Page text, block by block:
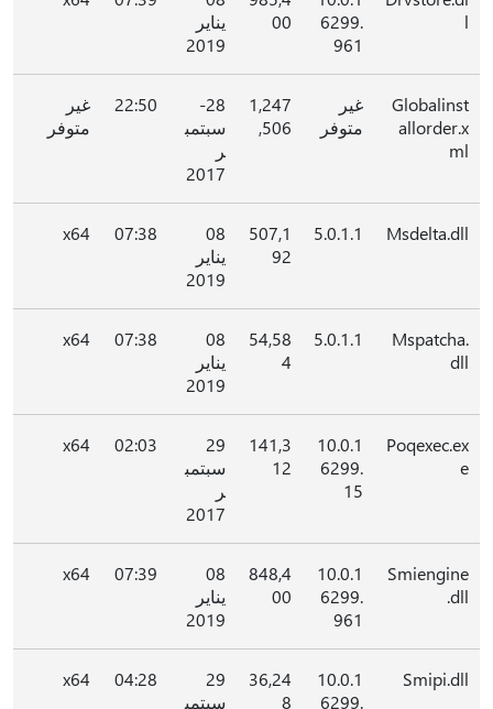
l
6299.
961
00
يناير
2019
Globalinst
allorder.x
ml
غير
متوفر
1,247
,506
28-
سبتمب
ر
2017
22:50
غير
متوفر
Msdelta.dll
5.0.1.1
507,1
92
08
يناير
2019
07:38
x64
Mspatcha.
dll
5.0.1.1
54,58
4
08
يناير
2019
07:38
x64
Poqexec.ex
e
10.0.1
6299.
15
141,3
12
29
سبتمب
ر
2017
02:03
x64
Smiengine
.dll
10.0.1
6299.
961
848,4
00
08
يناير
2019
07:39
x64
Smipi.dll
10.0.1
6299.
36,24
8
29
سبتمب
04:28
x64